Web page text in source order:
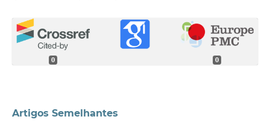
0 0
Artigos Semelhantes